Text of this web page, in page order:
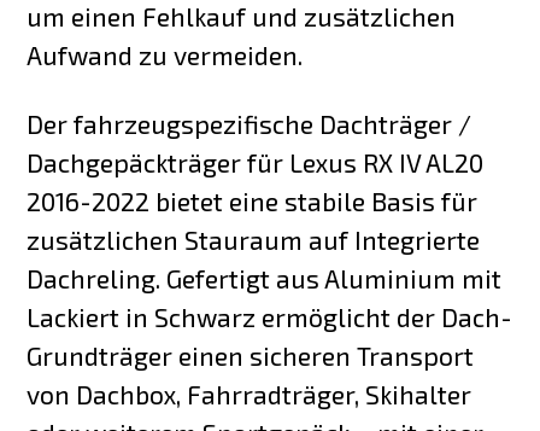
um einen Fehlkauf und zusätzlichen
Aufwand zu vermeiden.
Der fahrzeugspezifische Dachträger /
Dachgepäckträger für Lexus RX IV AL20
2016-2022 bietet eine stabile Basis für
zusätzlichen Stauraum auf Integrierte
Dachreling. Gefertigt aus Aluminium mit
Lackiert in Schwarz ermöglicht der Dach-
Grundträger einen sicheren Transport
von Dachbox, Fahrradträger, Skihalter